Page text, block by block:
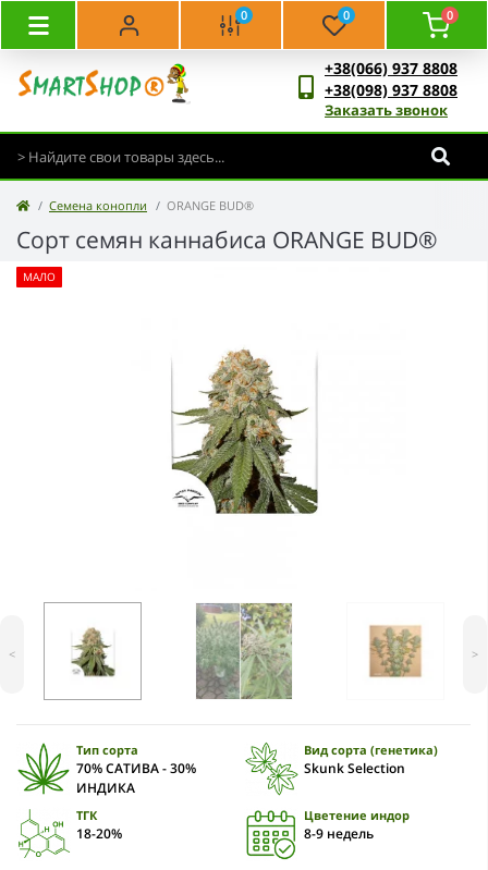
0 0 0
+38(066) 937 8808
+38(098) 937 8808
Заказать звонок
Семена конопли ORANGE BUD®
Сорт семян каннабиса ORANGE BUD®
МАЛО
< >
Тип сорта
70% САТИВА - 30%
ИНДИКА
Вид сорта (генетика)
Skunk Selection
ТГК
18-20%
Цветение индор
8-9 недель